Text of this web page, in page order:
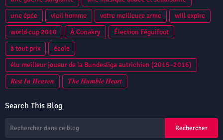
une épée
vieil homme votre meilleure arme
will expire
world cup 2010
À Conakry
Élection Féguifoot
à tout prix
école
élu meilleur joueur de la Bundesliga autrichien (2015–2016)
𝑹𝒆𝒔𝒕 𝑰𝒏 𝑯𝒆𝒂𝒗𝒆𝒏
𝑻𝒉𝒆 𝑯𝒖𝒎𝒃𝒍𝒆 𝑯𝒆𝒂𝒓𝒕
Search This Blog